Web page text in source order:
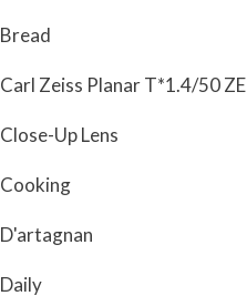
Bread
Carl Zeiss Planar T*1.4/50 ZE
Close-Up Lens
Cooking
D'artagnan
Daily